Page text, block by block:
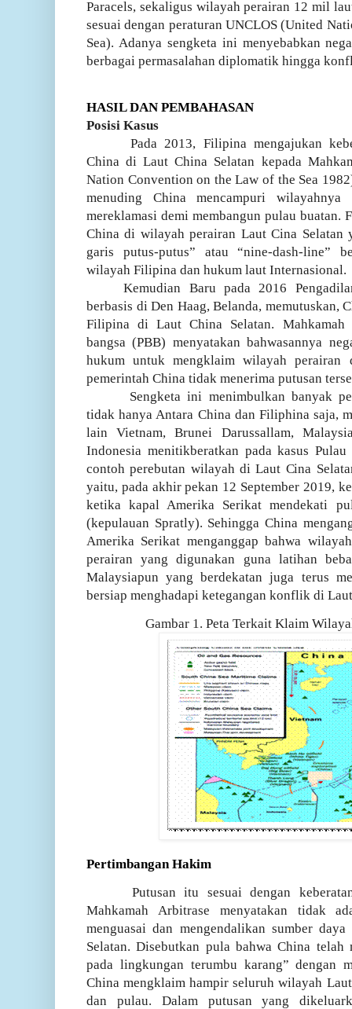
Paracels, sekaligus wilayah perairan 12 mil
sesuai dengan peraturan UNCLOS (United
Sea). Adanya sengketa ini menyebabkan
berbagai permasalahan diplomatik hingga
HASIL DAN PEMBAHASAN
Posisi Kasus
Pada 2013, Filipina mengajukan
China di Laut China Selatan kepada
Nation Convention on the Law of the Sea
menuding China mencampuri
mereklamasi demi membangun pulau buatan.
China di wilayah perairan Laut Cina Selatan
garis putus-putus” atau “nine-dash-line”
wilayah Filipina dan hukum laut Internasional.
Kemudian Baru pada 2016
berbasis di Den Haag, Belanda, memutuskan,
Filipina di Laut China Selatan. Mahkamah
bangsa (PBB) menyatakan bahwasannya
hukum untuk mengklaim wilayah perairan
pemerintah China tidak menerima putusan
Sengketa ini menimbulkan banyak
tidak hanya Antara China dan Filiphina saja,
lain Vietnam, Brunei Darussallam,
Indonesia menitikberatkan pada kasus
contoh perebutan wilayah di Laut Cina
yaitu, pada akhir pekan 12 September 2019,
ketika kapal Amerika Serikat mendekati
(kepulauan Spratly). Sehingga China
Amerika Serikat menganggap bahwa
perairan yang digunakan guna latihan
Malaysiapun yang berdekatan juga terus
bersiap menghadapi ketegangan konflik di
Gambar 1. Peta Terkait Klaim
Pertimbangan Hakim
Putusan itu sesuai dengan
Mahkamah Arbitrase menyatakan tidak
menguasai dan mengendalikan sumber
Selatan. Disebutkan pula bahwa China telah
pada lingkungan terumbu karang” dengan
China mengklaim hampir seluruh wilayah
dan pulau. Dalam putusan yang